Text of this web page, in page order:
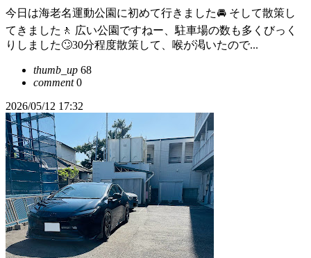
今日は海老名運動公園に初めて行きました🚘 そして散策し
てきました🚶 広い公園ですねー、駐車場の数も多くびっく
りしました🙄30分程度散策して、喉が渇いたので...
thumb_up 68
comment0
2026/05/12 17:32